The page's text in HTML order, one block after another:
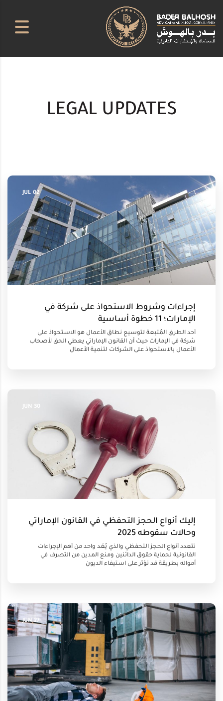
LEGAL UPDATES
02 JUL
إجراءات وشروط الاستحواذ على شركة في
الإمارات؛ 11 خطوة أساسية
أحد الطرق المُتبعة لتوسيع نطاق الأعمال هو الاستحواذ على
شركة في الإمارات حيث أن القانون الإماراتي يعطي الحق لأصحاب
الأعمال بالاستحواذ على الشركات لتنمية الأعمال
30 JUN
إليك أنواع الحجز التحفظي في القانون الإماراتي
وحالات سقوطه 2025
تتعدد أنواع الحجز التحفظي والذي يُعَد واحد من أهم الإجراءات
القانونية لحماية حقوق الدائنين ومنع المدين من التصرف في
أمواله بطريقة قد تؤثر على استيفاء الديون
27 JUN